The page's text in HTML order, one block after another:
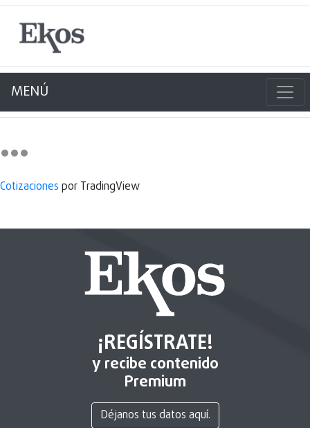
MENÚ
Cotizaciones por TradingView
¡REGÍSTRATE!
y recibe contenido
Premium
Déjanos tus datos aquí.